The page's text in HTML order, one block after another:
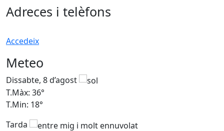
Adreces i telèfons
Accedeix
Meteo
Dissabte, 8 d’agost
T.Màx: 36°
T.Min: 18°
Tarda